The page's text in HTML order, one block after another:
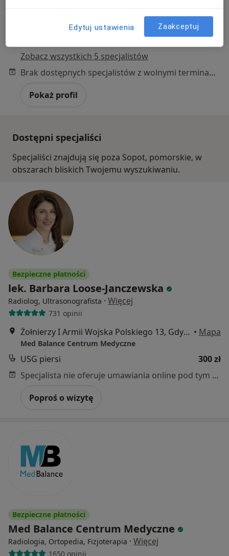
lek. Joanna Niewalda
radiolog
lek. Justyna Kułaga
radiolog
Zobacz wszystkich 5 specjalistów
Brak dostępnych specjalistów z wolnymi terminami w tym centrum medycznym.
Pokaż profil
Dostępni specjaliści
Specjaliści znajdują się poza Sopot, pomorskie, w
obszarach bliskich Twojemu wyszukiwaniu.
Bezpieczne płatności
lek. Barbara Loose-Janczewska
Radiolog, Ultrasonografista · Więcej
731 opinii
Żołnierzy I Armii Wojska Polskiego 13, Gdynia • Mapa
Med Balance Centrum Medyczne
USG piersi
300 zł
Specjalista nie oferuje umawiania online pod tym adresem.
Poproś o wizytę
Bezpieczne płatności
Med Balance Centrum Medyczne
Radiologia, Ortopedia, Fizjoterapia · Więcej
1650 opinii
Edytuj ustawienia Zaakceptuj